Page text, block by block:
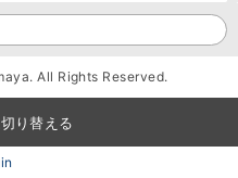
All Rights Reserved.
り替える